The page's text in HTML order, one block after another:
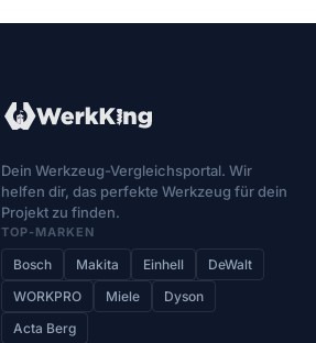
Dein Werkzeug-Vergleichsportal. Wir
helfen dir, das perfekte Werkzeug für dein
Projekt zu finden.
TOP-MARKEN
Bosch Makita Einhell
DeWalt
WORKPRO
Miele
Dyson
Acta Berg